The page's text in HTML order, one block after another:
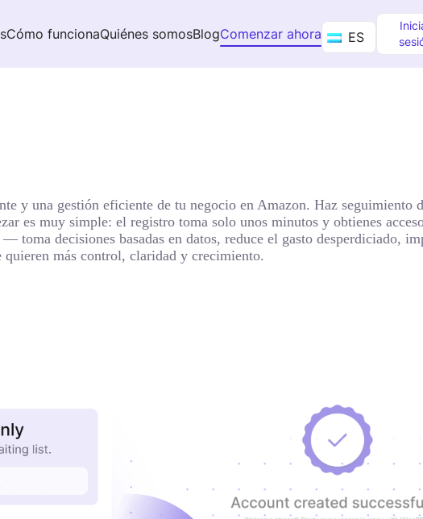
Cómo funcionaQuiénes somosBlogComenzar ahora ES
y una gestión eficiente de tu negocio en Amazon. Haz seguimiento
es muy simple: el registro toma solo unos minutos y obtienes
toma decisiones basadas en datos, reduce el gasto desperdiciado,
quieren más control, claridad y crecimiento.